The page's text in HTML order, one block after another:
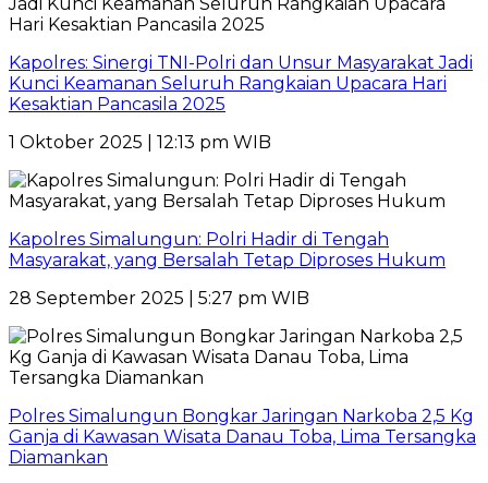
Kapolres: Sinergi TNI-Polri dan Unsur Masyarakat Jadi
Kunci Keamanan Seluruh Rangkaian Upacara Hari
Kesaktian Pancasila 2025
1 Oktober 2025 | 12:13 pm WIB
Kapolres Simalungun: Polri Hadir di Tengah
Masyarakat, yang Bersalah Tetap Diproses Hukum
28 September 2025 | 5:27 pm WIB
Polres Simalungun Bongkar Jaringan Narkoba 2,5 Kg
Ganja di Kawasan Wisata Danau Toba, Lima Tersangka
Diamankan